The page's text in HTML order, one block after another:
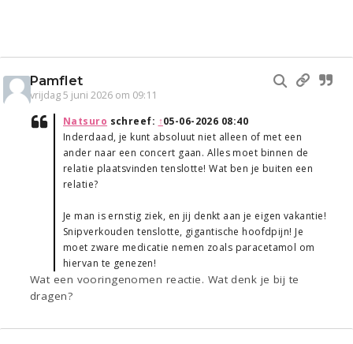
Pamflet
vrijdag 5 juni 2026 om 09:11
Natsuro schreef: ↑05-06-2026 08:40
Inderdaad, je kunt absoluut niet alleen of met een
ander naar een concert gaan. Alles moet binnen de
relatie plaatsvinden tenslotte! Wat ben je buiten een
relatie?
Je man is ernstig ziek, en jij denkt aan je eigen vakantie!
Snipverkouden tenslotte, gigantische hoofdpijn! Je
moet zware medicatie nemen zoals paracetamol om
hiervan te genezen!
Wat een vooringenomen reactie. Wat denk je bij te
dragen?